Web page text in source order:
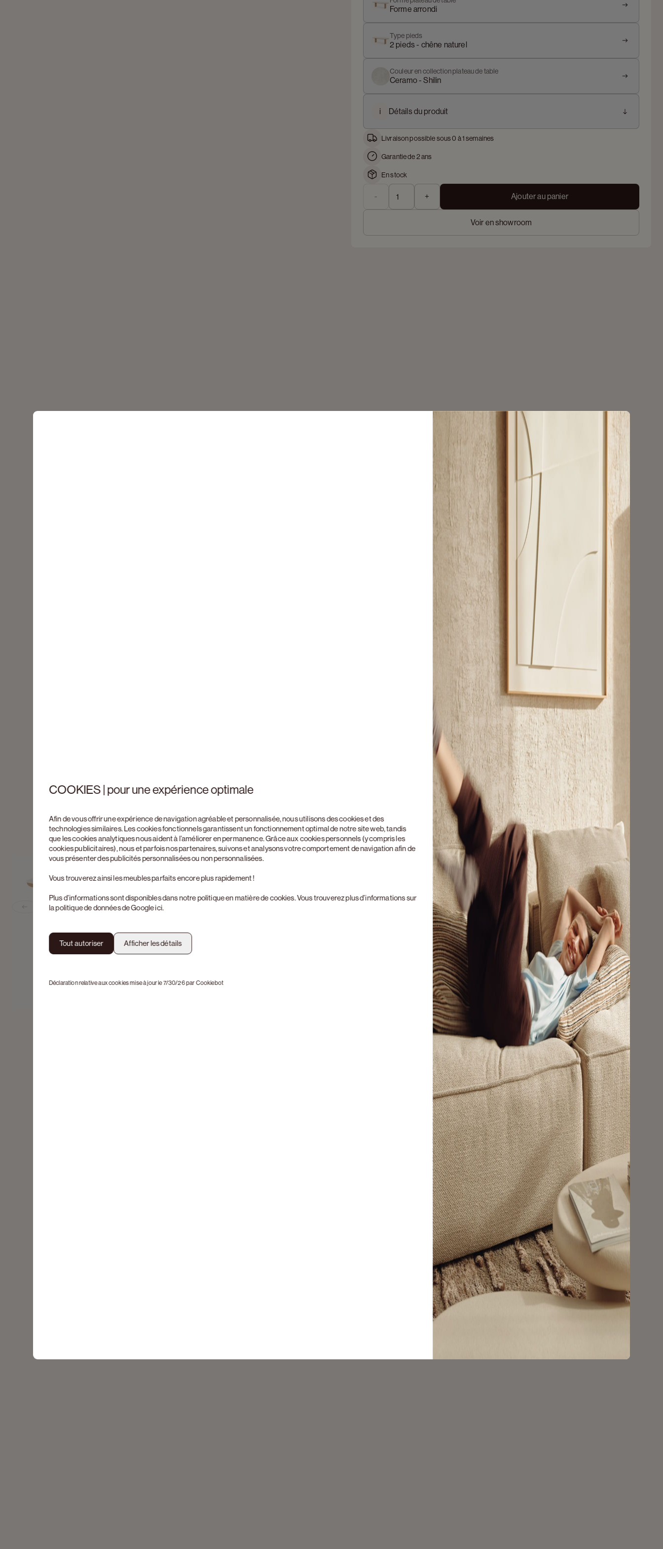
COOKIES | pour une expérience optimale
Afin de vous offrir une expérience de navigation agréable et personnalisée, nous utilisons des cookies et des
technologies similaires. Les cookies fonctionnels garantissent un fonctionnement optimal de notre site web, tandis
que les cookies analytiques nous aident à l’améliorer en permanence. Grâce aux cookies personnels (y compris les
cookies publicitaires), nous et parfois nos partenaires, suivons et analysons votre comportement de navigation afin de
vous présenter des publicités personnalisées ou non personnalisées.
Vous trouverez ainsi les meubles parfaits encore plus rapidement !
Plus d’informations sont disponibles dans notrepolitique en matière de cookies. Vous trouverez plus d’informations sur
la politique de données de Googleici.
Tout autoriser Afficher les détails
Déclaration relative aux cookies mise à jour le 7/30/26 parCookiebot
Previous slide
Forme arrondi
Type pieds
2 pieds - chêne naturel
Couleur en collection plateau de table
Ceramo - Shilin
i Détails du produit
Livraison possible sous 0 à 1 semaines
Garantie de 2 ans
En stock
- + Ajouter au panier
Voir en showroom